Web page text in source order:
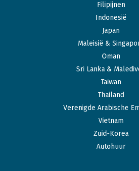
Filipijnen
Indonesië
Japan
Maleisië &
Oman
Sri Lanka &
Taiwan
Thailand
Verenigde Arabische
Vietnam
Zuid-Korea
Autohuur